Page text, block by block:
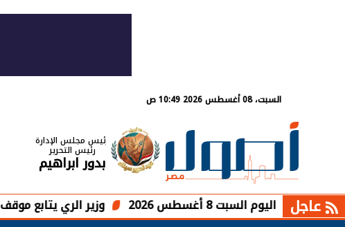
السبت، 08 أغسطس 2026 10:49 ص
رئيس مجلس الإدارة
رئيس التحرير
بدور ابراهيم
عاجل وزير الري يتابع موقف المشروع
8 أغسطس 2026